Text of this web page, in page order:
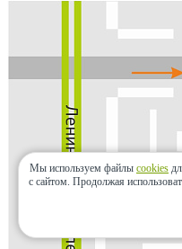
Мы используем файлы cookies
с сайтом. Продолжая